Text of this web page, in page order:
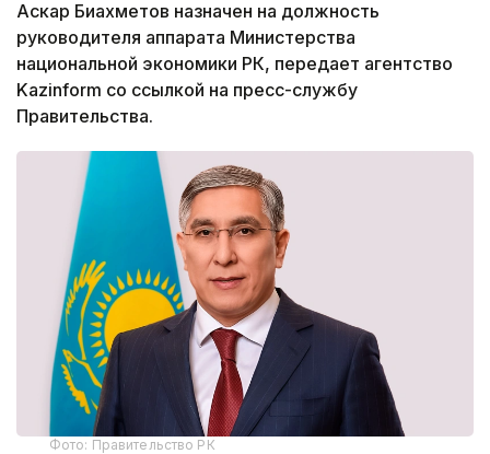
Аскар Биахметов назначен на должность
руководителя аппарата Министерства
национальной экономики РК, передает агентство
Kazinform со ссылкой на пресс-службу
Правительства.
Фото: Правительство РК